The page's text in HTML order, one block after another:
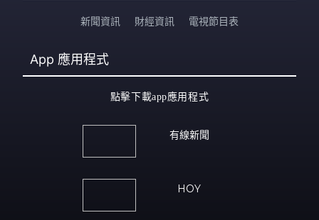
新聞資訊 財經資訊 電視節目表
App 應用程式
點擊下載app應用程式
有線新聞
HOY